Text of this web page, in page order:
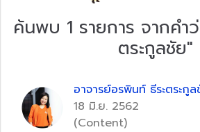
ค้นพบ 1 รายการ จากคำ
ตระกูลชัย"
อาจารย์อรพินท์ ธีระตระกู
18 มิ.ย. 2562
(Content)